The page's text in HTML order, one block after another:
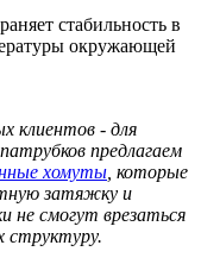
стабильность в
окружающей
клиентов - для
предлагаем
хомуты , которые
затяжку и
не смогут врезаться
структуру.